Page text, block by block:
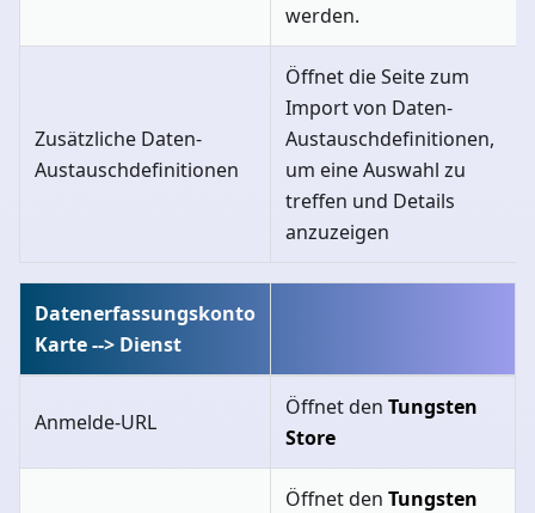
werden.
Zusätzliche Daten-
Austauschdefinitionen
Öffnet die Seite zum
Import von Daten-
Austauschdefinitionen,
um eine Auswahl zu
treffen und Details
anzuzeigen
Datenerfassungskonto
Karte --> Dienst
Anmelde-URL
Öffnet den Tungsten
Store
Öffnet den Tungsten